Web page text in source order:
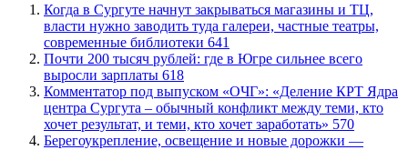
​Когда в Сургуте начнут закрываться магазины и ТЦ,
власти нужно заводить туда галереи, частные театры,
современные библиотеки 641
​Почти 200 тысяч рублей: где в Югре сильнее всего
выросли зарплаты 618
​Комментатор под выпуском «ОЧГ»: «Деление КРТ Ядра
центра Сургута – обычный конфликт между теми, кто
хочет результат, и теми, кто хочет заработать» 570
Берегоукрепление, освещение и новые дорожки —